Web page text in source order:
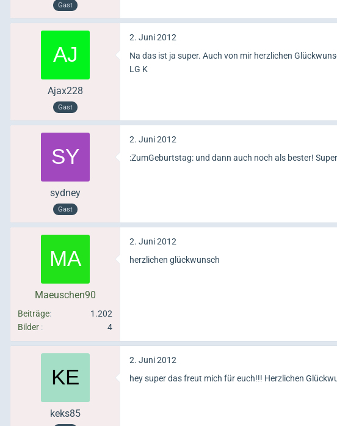
Gast
Ajax228
Gast
2. Juni 2012
Na das ist ja super. Auch von mir herzlichen
LG K
sydney
Gast
2. Juni 2012
:ZumGeburtstag: und dann auch noch als bester!
Maeuschen90
Beiträge
1.202
Bilder
4
2. Juni 2012
herzlichen glückwunsch
keks85
2. Juni 2012
hey super das freut mich für euch!!! Herzlichen